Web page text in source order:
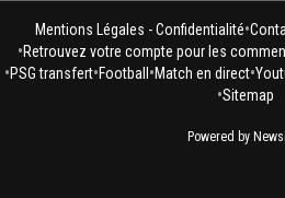
Mentions Légales - Confidentialité•
•Retrouvez votre compte pour les
•PSG transfert•Football •Match en direct•
•Sitemap
Powered by